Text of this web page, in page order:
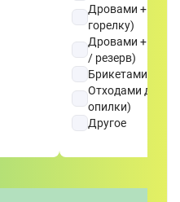
Дровами + газ
горелку)
Дровами +
/ резерв)
Брикетами
Отходами
опилки)
Другое